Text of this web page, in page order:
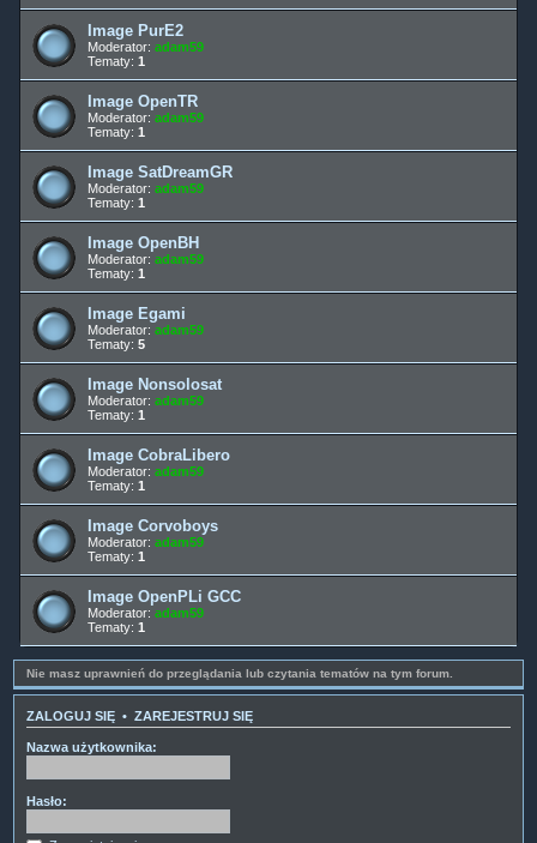
Image PurE2
Moderator: adam59
Tematy: 1
Image OpenTR
Moderator: adam59
Tematy: 1
Image SatDreamGR
Moderator: adam59
Tematy: 1
Image OpenBH
Moderator: adam59
Tematy: 1
Image Egami
Moderator: adam59
Tematy: 5
Image Nonsolosat
Moderator: adam59
Tematy: 1
Image CobraLibero
Moderator: adam59
Tematy: 1
Image Corvoboys
Moderator: adam59
Tematy: 1
Image OpenPLi GCC
Moderator: adam59
Tematy: 1
Nie masz uprawnień do przeglądania lub czytania tematów na tym forum.
ZALOGUJ SIĘ • ZAREJESTRUJ SIĘ
Nazwa użytkownika:
Hasło: